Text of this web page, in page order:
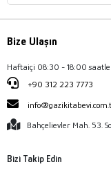
Bize Ulaşın
Haftaiçi 08:30 - 18:00
+90 312 223 7773
Bahçelievler Mah. 53.
Bizi Takip Edin